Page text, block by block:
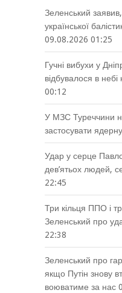
Зеленський
української
09.08.2026 01:25
Гучні вибухи у
відбувалося в небі
00:12
У МЗС Туреччини
застосувати
Удар у серце
дев’ятьох людей,
22:45
Три кільця ППО і
Зеленський про
22:38
Зеленський про
якщо Путін знову
воюватиме за нас